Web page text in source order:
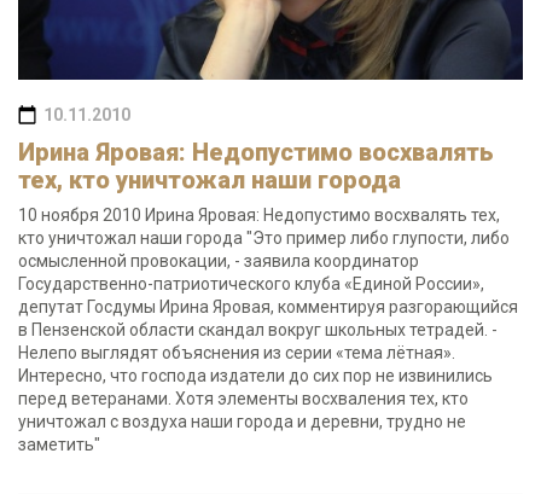
10.11.2010
Ирина Яровая: Недопустимо восхвалять
тех, кто уничтожал наши города
10 ноября 2010 Ирина Яровая: Недопустимо восхвалять тех,
кто уничтожал наши города "Это пример либо глупости, либо
осмысленной провокации, - заявила координатор
Государственно-патриотического клуба «Единой России»,
депутат Госдумы Ирина Яровая, комментируя разгорающийся
в Пензенской области скандал вокруг школьных тетрадей. -
Нелепо выглядят объяснения из серии «тема лётная».
Интересно, что господа издатели до сих пор не извинились
перед ветеранами. Хотя элементы восхваления тех, кто
уничтожал с воздуха наши города и деревни, трудно не
заметить"